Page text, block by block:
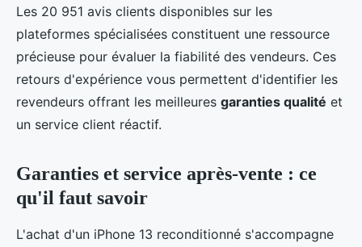
Les 20 951 avis clients disponibles sur les
plateformes spécialisées constituent une ressource
précieuse pour évaluer la fiabilité des vendeurs. Ces
retours d'expérience vous permettent d'identifier les
revendeurs offrant les meilleures garanties qualité et
un service client réactif.
Garanties et service après-vente : ce
qu'il faut savoir
L'achat d'un iPhone 13 reconditionné s'accompagne